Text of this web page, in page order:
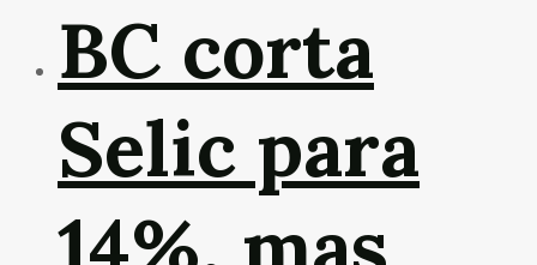
BC corta
Selic para